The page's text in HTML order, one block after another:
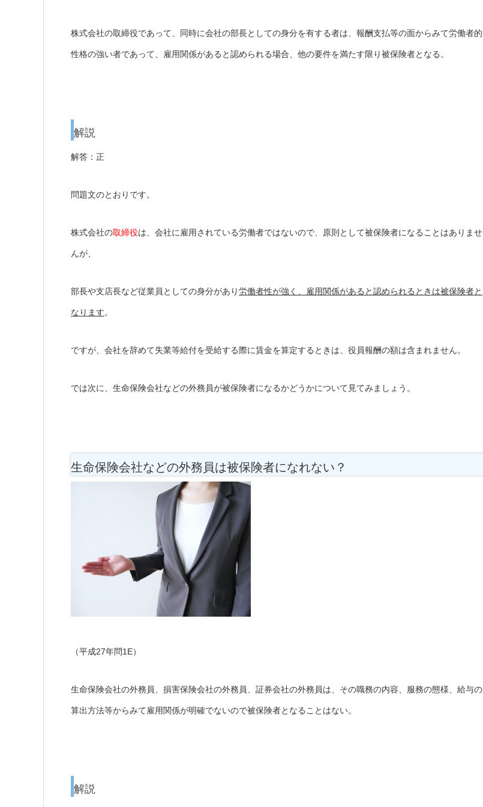
株式会社の取締役であって、同時に会社の部長としての身分を有する者は、報酬支払等の面からみて労働者的
性格の強い者であって、雇用関係があると認められる場合、他の要件を満たす限り被保険者となる。
解説
解答：正
問題文のとおりです。
株式会社の取締役は、会社に雇用されている労働者ではないので、原則として被保険者になることはありませ
んが、
部長や支店長など従業員としての身分があり労働者性が強く、雇用関係があると認められるときは被保険者と
なります。
ですが、会社を辞めて失業等給付を受給する際に賃金を算定するときは、役員報酬の額は含まれません。
では次に、生命保険会社などの外務員が被保険者になるかどうかについて見てみましょう。
生命保険会社などの外務員は被保険者になれない？
（平成27年問1E）
生命保険会社の外務員、損害保険会社の外務員、証券会社の外務員は、その職務の内容、服務の態様、給与の
算出方法等からみて雇用関係が明確でないので被保険者となることはない。
解説